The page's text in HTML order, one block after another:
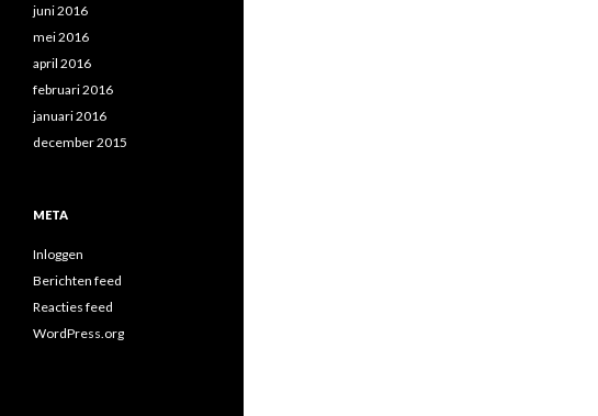
juni 2016
mei 2016
april 2016
februari 2016
januari 2016
december 2015
META
Inloggen
Berichten feed
Reacties feed
WordPress.org